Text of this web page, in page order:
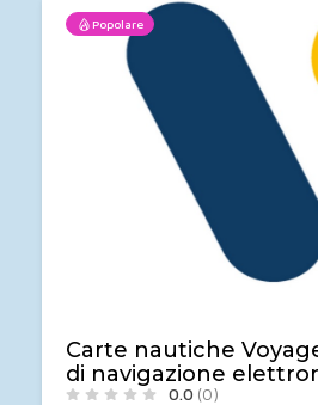
Popolare
Carte nautiche
di navigazione
0.0 (0)